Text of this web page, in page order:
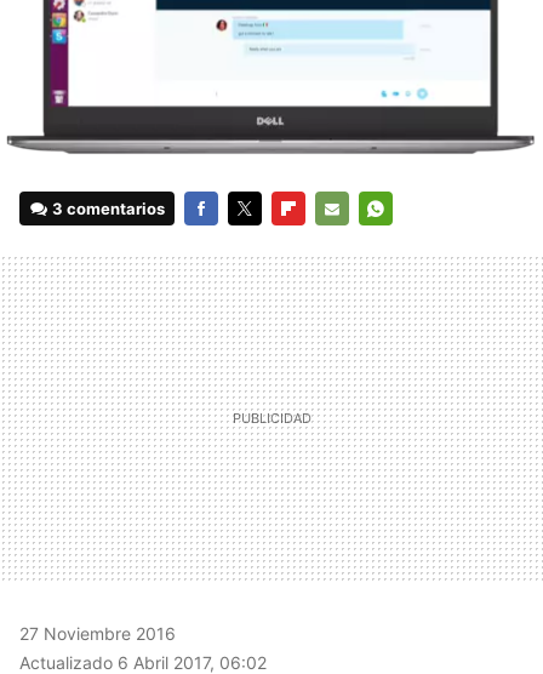
3 comentarios
MAIL
27 Noviembre 2016
Actualizado 6 Abril 2017, 06:02